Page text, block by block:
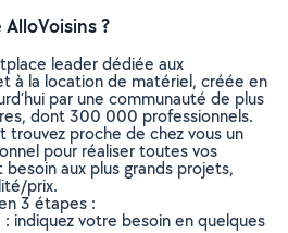
?
leader dédiée aux
à la location de matériel, créée en
par une communauté de plus
dont 300 000 professionnels.
trouvez proche de chez vous un
pour réaliser toutes vos
aux plus grands projets,
prix.
3 étapes :
indiquez votre besoin en quelques